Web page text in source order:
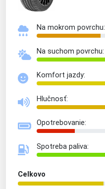
Na mokrom povrchu:
Na suchom povrchu:
Komfort jazdy:
Hlučnosť:
Opotrebovanie:
Spotreba paliva:
Celkovo